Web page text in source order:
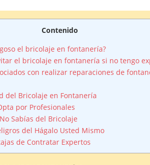
Contenido
el bricolaje en fontanería?
el bricolaje en fontanería si no tengo
con realizar reparaciones de
del Bricolaje en Fontanería
por Profesionales
Sabías del Bricolaje
del Hágalo Usted Mismo
de Contratar Expertos